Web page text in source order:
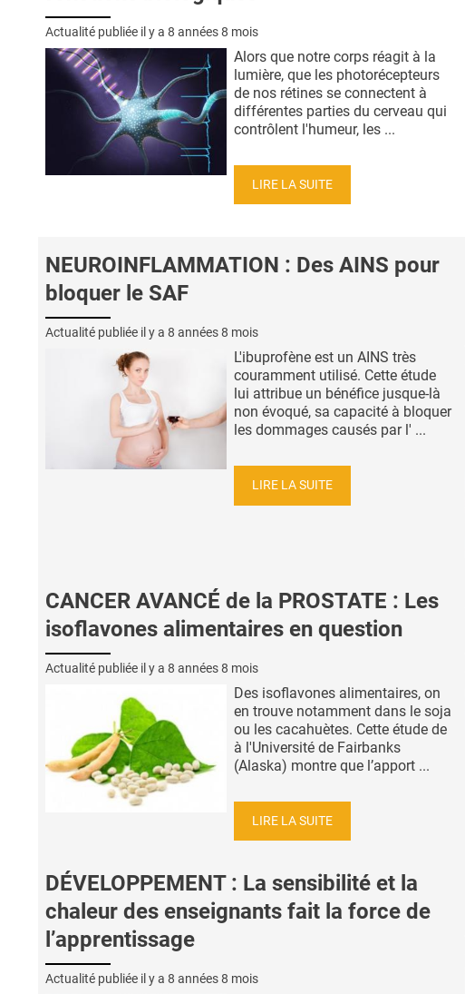
Actualité publiée il y a 8 années 8 mois
Alors que notre corps réagit à la
lumière, que les photorécepteurs
de nos rétines se connectent à
différentes parties du cerveau qui
contrôlent l'humeur, les ...
LIRE LA SUITE
NEUROINFLAMMATION : Des AINS pour
bloquer le SAF
Actualité publiée il y a 8 années 8 mois
L'ibuprofène est un AINS très
couramment utilisé. Cette étude
lui attribue un bénéfice jusque-là
non évoqué, sa capacité à bloquer
les dommages causés par l' ...
LIRE LA SUITE
CANCER AVANCÉ de la PROSTATE : Les
isoflavones alimentaires en question
Actualité publiée il y a 8 années 8 mois
Des isoflavones alimentaires, on
en trouve notamment dans le soja
ou les cacahuètes. Cette étude de
à l'Université de Fairbanks
(Alaska) montre que l’apport ...
LIRE LA SUITE
DÉVELOPPEMENT : La sensibilité et la
chaleur des enseignants fait la force de
l’apprentissage
Actualité publiée il y a 8 années 8 mois